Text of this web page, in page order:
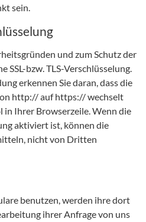
sein.
und zum Schutz der
SSL-bzw. TLS-Verschlüsselung.
erkennen Sie daran, dass die
http:// auf https:// wechselt
in Ihrer Browserzeile. Wenn die
aktiviert ist, können die
nicht von Dritten
benutzen, werden ihre dort
ihrer Anfrage von uns